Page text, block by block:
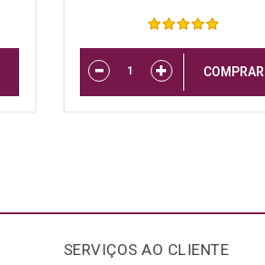
COMPRAR
SERVIÇOS AO CLIENTE